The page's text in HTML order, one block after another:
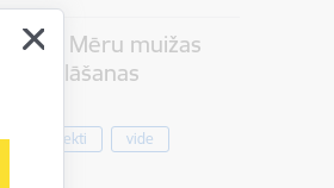
vieta Mēru muižas
uz atklāšanas
Projekti vide